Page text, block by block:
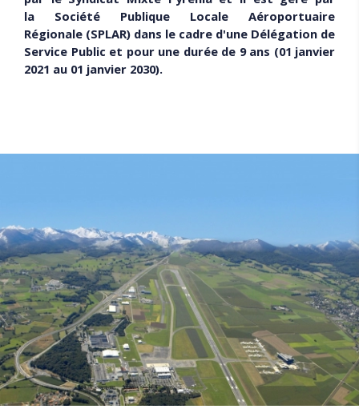
la Société Publique Locale Aéroportuaire
Régionale (SPLAR) dans le cadre d'une Délégation de
Service Public et pour une durée de 9 ans (01 janvier
2021 au 01 janvier 2030).